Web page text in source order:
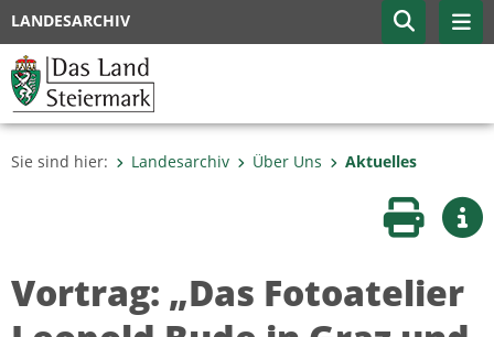
LANDESARCHIV
Sie sind hier: Landesarchiv Über Uns Aktuelles
Seite
Vortrag: „Das Fotoatelier